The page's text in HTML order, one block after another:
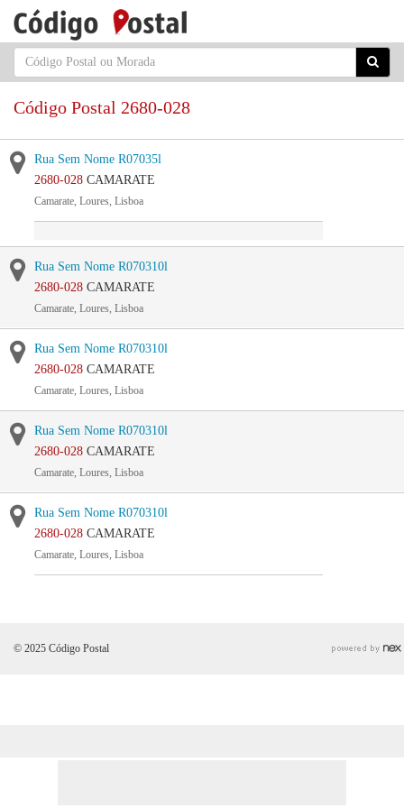
Código Postal 2680-028
Rua Sem Nome R07035l
2680-028 CAMARATE
Camarate, Loures, Lisboa
Rua Sem Nome R070310l
2680-028 CAMARATE
Camarate, Loures, Lisboa
Rua Sem Nome R070310l
2680-028 CAMARATE
Camarate, Loures, Lisboa
Rua Sem Nome R070310l
2680-028 CAMARATE
Camarate, Loures, Lisboa
Rua Sem Nome R070310l
2680-028 CAMARATE
Camarate, Loures, Lisboa
© 2025 Código Postal